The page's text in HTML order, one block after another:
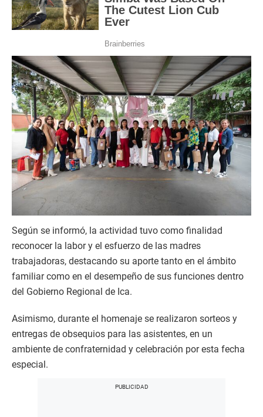
Según se informó, la actividad tuvo como finalidad
reconocer la labor y el esfuerzo de las madres
trabajadoras, destacando su aporte tanto en el ámbito
familiar como en el desempeño de sus funciones dentro
del Gobierno Regional de Ica.
Asimismo, durante el homenaje se realizaron sorteos y
entregas de obsequios para las asistentes, en un
ambiente de confraternidad y celebración por esta fecha
especial.